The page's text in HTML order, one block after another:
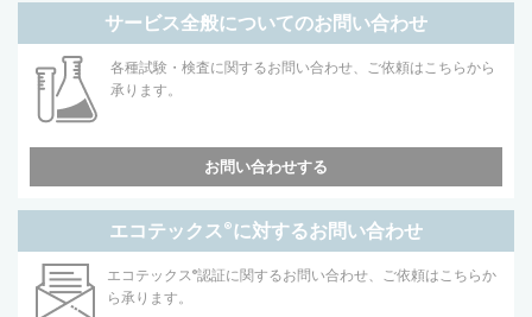
サービス全般についてのお問い合わせ
各種試験・検査に関するお問い合わせ、ご依頼はこちらから
承ります。
お問い合わせする
エコテックス®に対するお問い合わせ
エコテックス®認証に関するお問い合わせ、ご依頼はこちらか
ら承ります。